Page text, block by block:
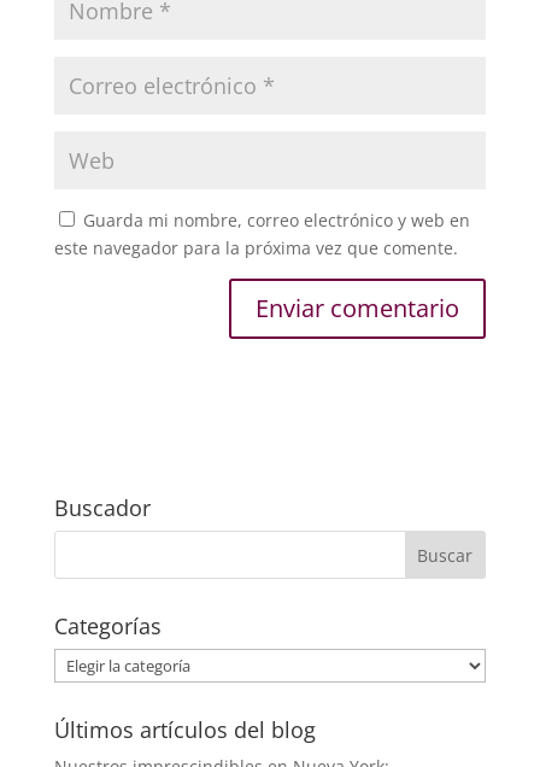
Guarda mi nombre, correo electrónico y web en
este navegador para la próxima vez que comente.
Buscador
Categorías
Categorías
Últimos artículos del blog